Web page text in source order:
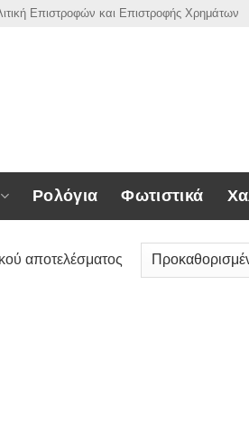
Επιστροφών και Επιστροφής Χρημάτων
Ρολόγια Φωτιστικά
αποτελέσματος